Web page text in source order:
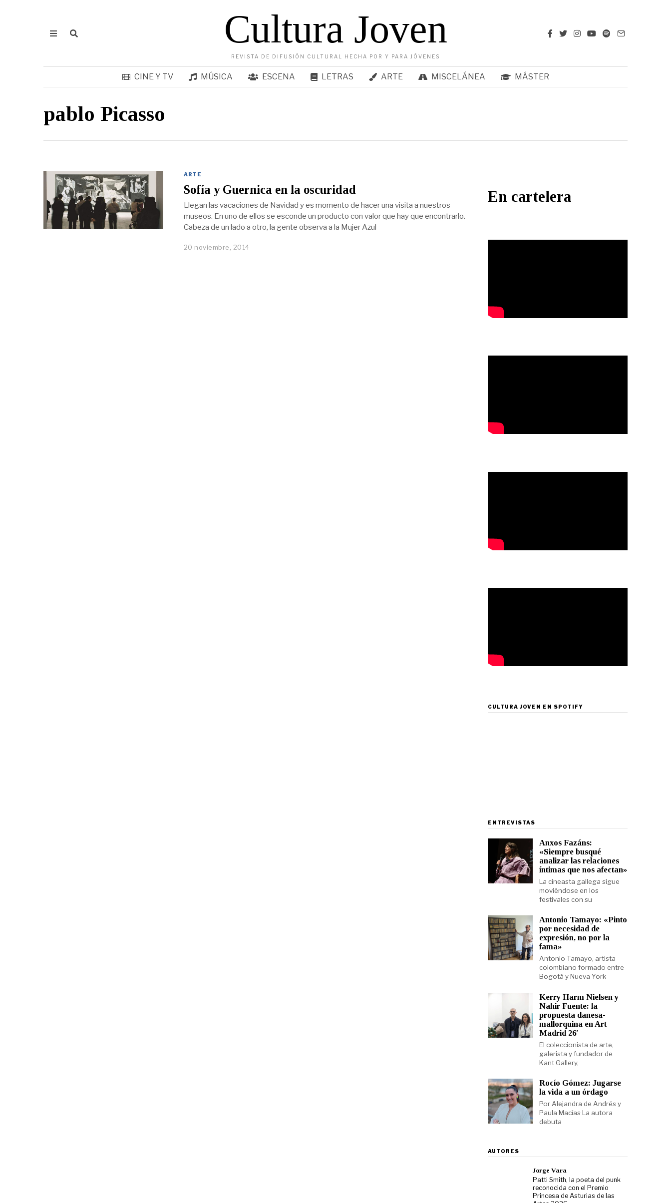
Cultura Joven
REVISTA DE DIFUSIÓN CULTURAL HECHA POR Y PARA JÓVENES
CINE Y TV MÚSICA ESCENA LETRAS ARTE MISCELÁNEA MÁSTER
pablo Picasso
ARTE
Sofía y Guernica en la oscuridad
Llegan las vacaciones de Navidad y es momento de hacer una visita a nuestros
museos. En uno de ellos se esconde un producto con valor que hay que encontrarlo.
Cabeza de un lado a otro, la gente observa a la Mujer Azul
20 noviembre, 2014
En cartelera
CULTURA JOVEN EN SPOTIFY
ENTREVISTAS
Anxos Fazáns:
«Siempre busqué
analizar las relaciones
íntimas que nos afectan»
La cineasta gallega sigue
moviéndose en los
festivales con su
Antonio Tamayo: «Pinto
por necesidad de
expresión, no por la
fama»
Antonio Tamayo, artista
colombiano formado entre
Bogotá y Nueva York
Kerry Harm Nielsen y
Nahir Fuente: la
propuesta danesa-
mallorquina en Art
Madrid 26′
El coleccionista de arte,
galerista y fundador de
Kant Gallery,
Rocío Gómez: Jugarse
la vida a un órdago
Por Alejandra de Andrés y
Paula Macías La autora
debuta
AUTORES
Jorge Vara
Patti Smith, la poeta del punk
reconocida con el Premio
Princesa de Asturias de las